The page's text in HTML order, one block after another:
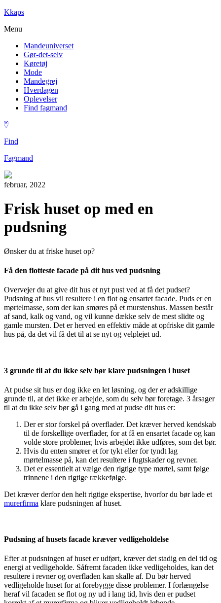
Kkaps
Menu
Mandeuniverset
Gør-det-selv
Køretøj
Mode
Mandegrej
Hverdagen
Oplevelser
Find fagmand
Find
Fagmand
februar, 2022
Frisk huset op med en
pudsning
Ønsker du at friske huset op?
Få den flotteste facade på dit hus ved pudsning
Overvejer du at give dit hus et nyt pust ved at få det pudset?
Pudsning af hus vil resultere i en flot og ensartet facade. Puds er en
mørtelmasse, som der kan smøres på et murstenshus. Massen består
af sand, kalk og vand, og vil kunne dække selv de mest slidte og
gamle mursten. Det er herved en effektiv måde at opfriske dit gamle
hus på, da det vil få det til at se nyt og velplejet ud.
3 grunde til at du ikke selv bør klare pudsningen i huset
At pudse sit hus er dog ikke en let løsning, og der er adskillige
grunde til, at det ikke er arbejde, som du selv bør foretage. 3 årsager
til at du ikke selv bør gå i gang med at pudse dit hus er:
Der er stor forskel på overflader. Det kræver herved kendskab
til de forskellige overflader, for at få en ensartet facade og kan
volde store problemer, hvis arbejdet ikke udføres, som det bør.
Hvis du enten smører et for tykt eller for tyndt lag
mørtelmasse på, kan det resultere i fugtskader og revner.
Det er essentielt at vælge den rigtige type mørtel, samt følge
trinnene i den rigtige rækkefølge.
Det kræver derfor den helt rigtige ekspertise, hvorfor du bør lade et
murerfirma klare pudsningen af huset.
Pudsning af husets facade kræver vedligeholdelse
Efter at pudsningen af huset er udført, kræver det stadig en del tid og
energi at vedligeholde. Såfremt facaden ikke vedligeholdes, kan det
resultere i revner og overfladen kan skalle af. Du bør herved
vedligeholde huset for at forebygge disse problemer. I forlængelse
heraf vil facaden se flot og ny ud i lang tid, hvis den er pudset